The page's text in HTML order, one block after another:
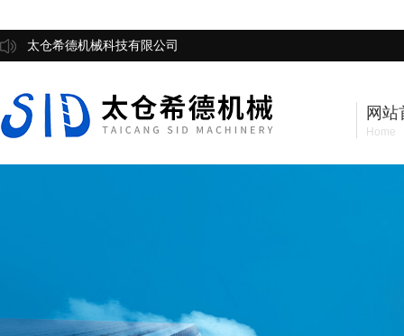
太仓希德机械科技有限公司
网站
Home